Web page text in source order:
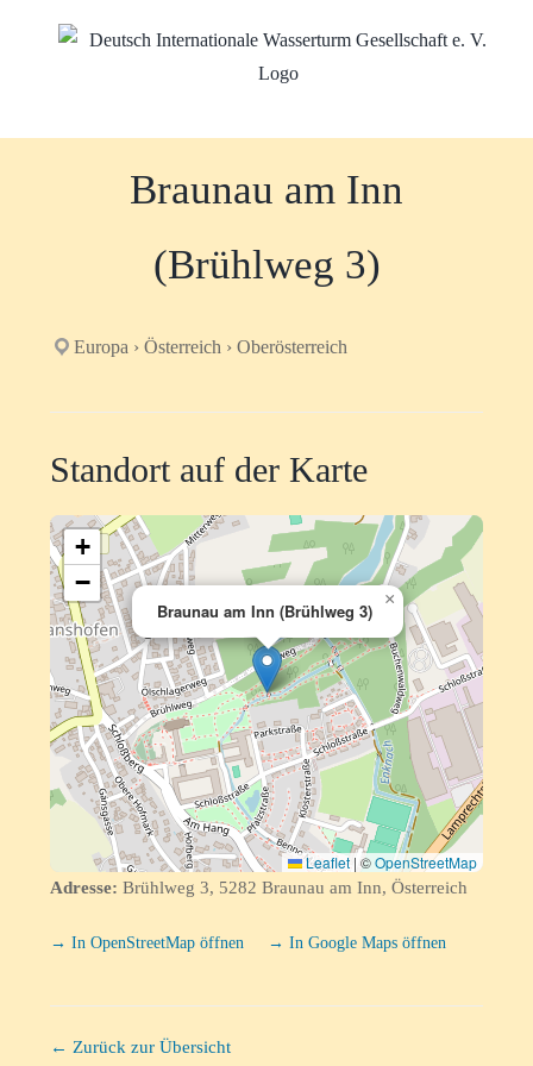
Braunau am Inn
(Brühlweg 3)
Europa › Österreich › Oberösterreich
Standort auf der Karte
Braunau am Inn (Brühlweg 3)
×
+
−
Leaflet | ©OpenStreetMap
Adresse: Brühlweg 3, 5282 Braunau am Inn, Österreich
→ In OpenStreetMap öffnen → In Google Maps öffnen
← Zurück zur Übersicht